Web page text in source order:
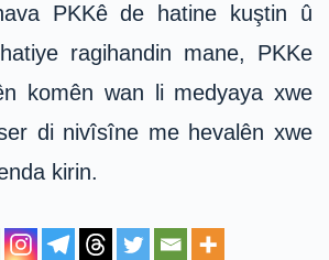
PKKê de hatine kuştin û
ragihandin mane, PKKe
komên wan li medyaya xwe
di nivîsîne me hevalên xwe
kirin.